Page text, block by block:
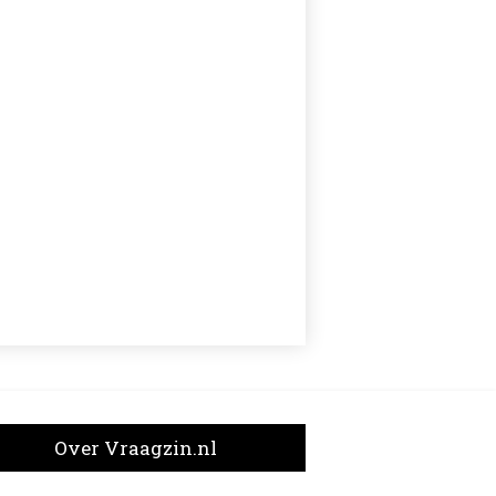
Over Vraagzin.nl